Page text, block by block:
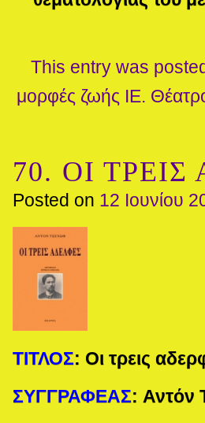
This entry was
μορφές ζωής ΙΕ.
70. ΟΙ
Posted on 12 Ιουνίου
ΤΙΤΛΟΣ: Οι τρεις
ΣΥΓΓΡΑΦΕΑΣ: Αντόν